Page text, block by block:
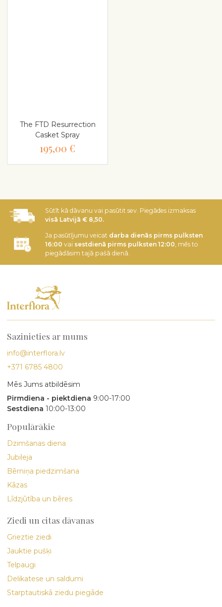
The FTD Resurrection
Casket Spray
195,00 €
Sūtīt kā dāvanu vai pasūtit sev. Piegādes izmaksas
visā Latvijā € 8,50.
Ja pasūtījumu veicat darba dienās pirms pulksten
16:00 vai sestdienā pirms pulksten 12:00, mēs to
piegādāsim tajā pašā dienā.
Sazinieties ar mums
info@interflora.lv
+371 6785 4800
Mēs Jums atbildēsim
Pirmdiena - piektdiena 9:00-17:00
Sestdiena 10:00-13:00
Populārākie
Dzimšanas diena
Jubileja
Bērniņa piedzimšana
Kāzas
Līdzjūtība un bēres
Ziedi un citas dāvanas
Grieztie ziedi
Jauktie pušķi
Telpaugi
Delikatese un saldumi
Starptautiskā ziedu piegāde